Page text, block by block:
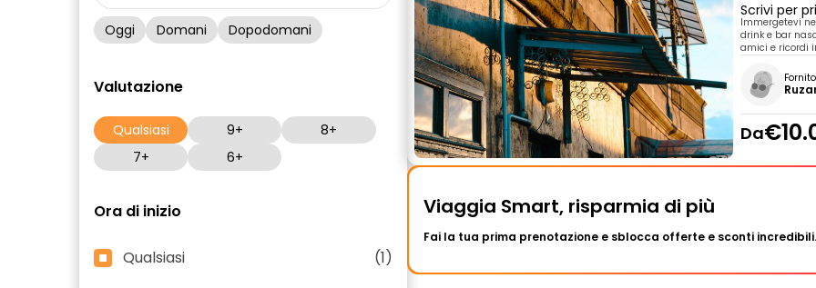
Oggi Domani Dopodomani
Valutazione
Qualsiasi 9+
8+
7+
6+
Ora di inizio
Qualsiasi
(1)
Scrivi per
Immergetevi
drink e bar
amici e ricordi
Da
Viaggia Smart, risparmia di più
Fai la tua prima prenotazione e sblocca offerte e sconti incredibili.